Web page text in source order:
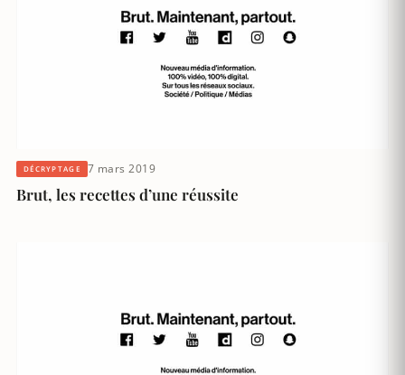
DÉCRYPTAGE 7 mars 2019
Brut, les recettes d’une réussite